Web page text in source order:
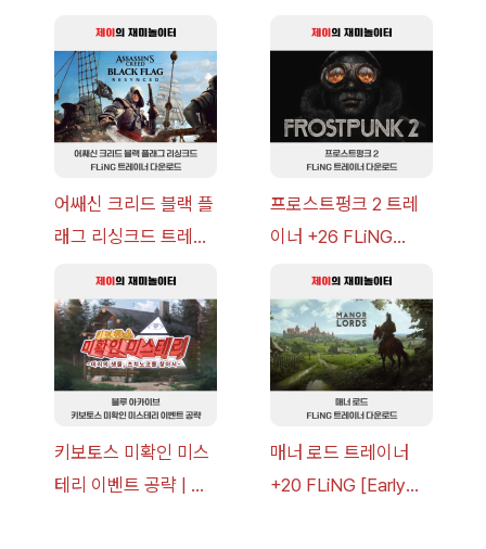
략 [복각] | 블루 아카
이브
v14.0+] 다운로드
어쌔신 크리드 블랙 플
래그 리싱크드 트레이
v1.0+] 다운로드
프로스트펑크 2 트레
이너 +26 FLiNG
드
키보토스 미확인 미스
테리 이벤트 공략 | 블
매너 로드 트레이너
+20 FLiNG [Early